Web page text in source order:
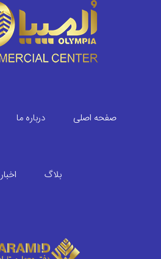
صفحه اصلی درباره ما
بلاگ اخبار